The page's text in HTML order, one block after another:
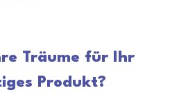
Träume für Ihr
Produkt?